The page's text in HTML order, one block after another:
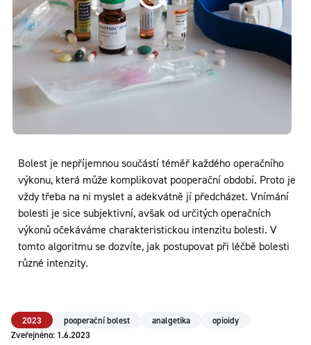
Bolest je nepříjemnou součástí téměř každého operačního
výkonu, která může komplikovat pooperační období. Proto je
vždy třeba na ni myslet a adekvátně jí předcházet. Vnímání
bolesti je sice subjektivní, avšak od určitých operačních
výkonů očekáváme charakteristickou intenzitu bolesti. V
tomto algoritmu se dozvíte, jak postupovat při léčbě bolesti
různé intenzity.
2023 pooperační bolest analgetika
opioidy
Zveřejněno: 1.6.2023